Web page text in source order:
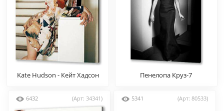
Kate Hudson - Кейт Хадсон Пенелопа Круз-7
6432 (Арт: 34341) 5341 (Арт: 80533)